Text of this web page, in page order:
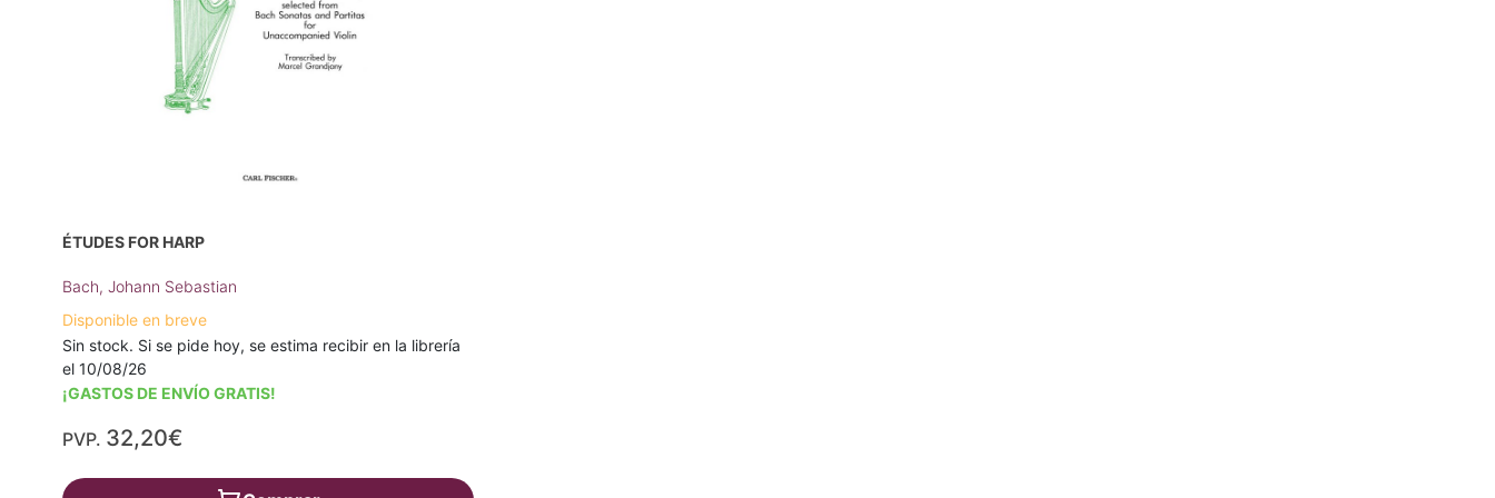
ÉTUDES FOR HARP
Bach, Johann Sebastian
Disponible en breve
Sin stock. Si se pide hoy, se estima recibir en la librería
el 10/08/26
¡GASTOS DE ENVÍO GRATIS!
PVP. 32,20€